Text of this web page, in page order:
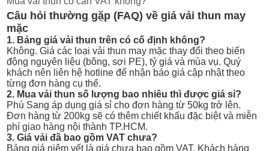
Câu hỏi thường gặp (FAQ) về giá vải thun may
mặc
1. Bảng giá vải thun trên có cố định không?
Không. Giá các loại vải thun may mặc thay đổi theo biến
động nguyên liệu (bông, sợi PE), tỷ giá và mùa vụ. Quý
khách nên liên hệ hotline để nhận báo giá cập nhật theo
từng đơn hàng cụ thể.
2. Mua vải thun số lượng bao nhiêu thì được giá sỉ?
Phú Sang áp dụng giá sỉ cho đơn hàng từ 50kg trở lên.
Đơn hàng từ 200kg sẽ có thêm chiết khấu đặc biệt và miễn
phí giao hàng nội thành TP.HCM.
3. Giá vải đã bao gồm VAT chưa?
Bảng giá niêm yết là giá chưa bao gồm VAT. Khách hàng